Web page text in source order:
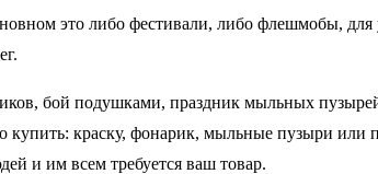
это либо фестивали, либо флешмобы, для
бой подушками, праздник мыльных
купить: краску, фонарик, мыльные пузыри или
и им всем требуется ваш товар.